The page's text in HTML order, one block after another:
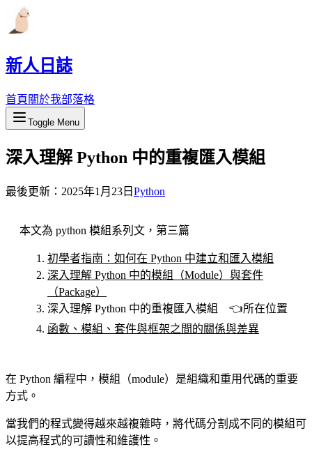
新人日誌
首頁 關於我部落格
Toggle Menu
深入理解 Python 中的重複匯入模組
最後更新： 2025年1月23日 Python
本文為 python 模組系列文，第三篇
初學者指南：如何在 Python 中建立和匯入模組
深入理解 Python 中的模組（Module）與套件
（Package）
深入理解 Python 中的重複匯入模組 👈所在位置
函數、模組、套件與框架之間的關係與差異
在 Python 編程中，模組（module）是組織和重用代碼的重要
方式。
當我們的程式變得越來越複雜時，將代碼分割成不同的模組可
以提高程式的可讀性和維護性。